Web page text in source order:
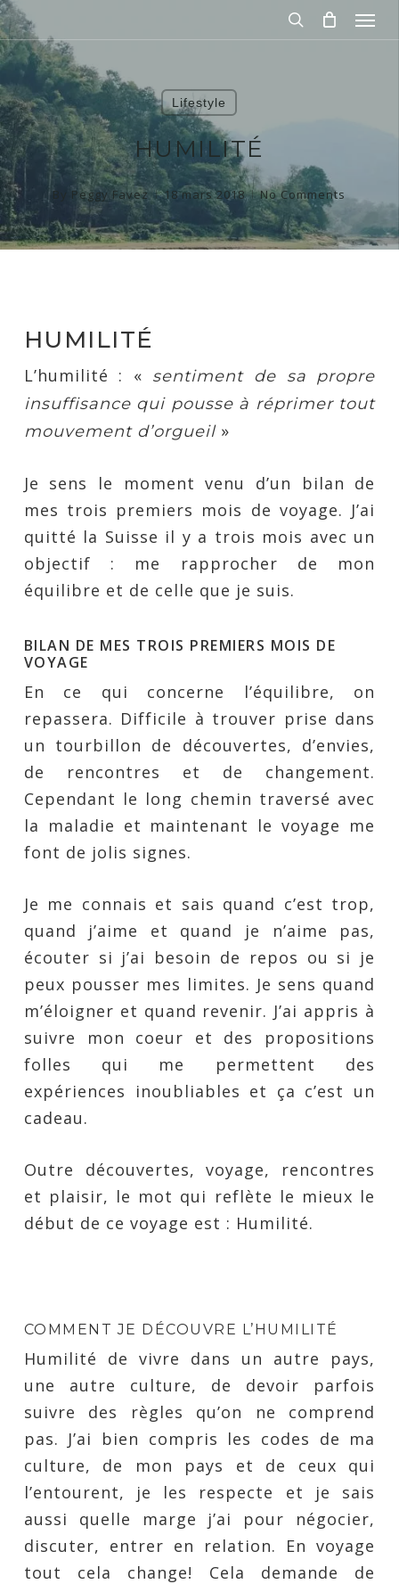
Skip
to
main
content
search
Lifestyle
HUMILITÉ
By Peggy Favez 18 mars 2018 No Comments
HUMILITÉ
L’humilité : « sentiment de sa propre
insuffisance qui pousse à réprimer tout
mouvement d’orgueil »
Je sens le moment venu d’un bilan de
mes trois premiers mois de voyage. J’ai
quitté la Suisse il y a trois mois avec un
objectif : me rapprocher de mon
équilibre et de celle que je suis.
BILAN DE MES TROIS PREMIERS MOIS DE
VOYAGE
En ce qui concerne l’équilibre, on
repassera. Difficile à trouver prise dans
un tourbillon de découvertes, d’envies,
de rencontres et de changement.
Cependant le long chemin traversé avec
la maladie et maintenant le voyage me
font de jolis signes.
Je me connais et sais quand c’est trop,
quand j’aime et quand je n’aime pas,
écouter si j’ai besoin de repos ou si je
peux pousser mes limites. Je sens quand
m’éloigner et quand revenir. J’ai appris à
suivre mon coeur et des propositions
folles qui me permettent des
expériences inoubliables et ça c’est un
cadeau.
Outre découvertes, voyage, rencontres
et plaisir, le mot qui reflète le mieux le
début de ce voyage est : Humilité.
COMMENT JE DÉCOUVRE L’HUMILITÉ
Humilité de vivre dans un autre pays,
une autre culture, de devoir parfois
suivre des règles qu’on ne comprend
pas. J’ai bien compris les codes de ma
culture, de mon pays et de ceux qui
l’entourent, je les respecte et je sais
aussi quelle marge j’ai pour négocier,
discuter, entrer en relation. En voyage
tout cela change! Cela demande de